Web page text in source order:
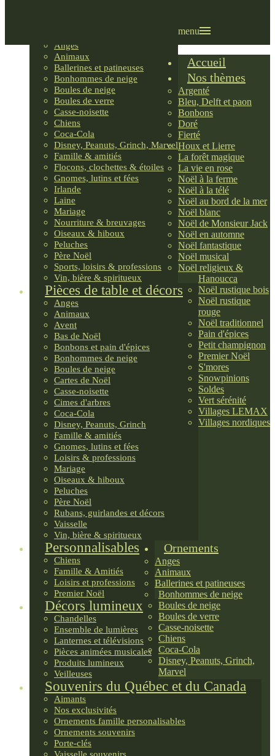
Anges
Animaux
Ballerines et patineuses
Bonhommes de neige
Boules de neige
Boules de verre
Casse-noisette
Chiens
Coca-Cola
Disney, Peanuts, Grinch, Marvel
Famille & amitiés
Flocons, clochettes & étoiles
Gnomes, lutins et fées
Irlande
Laine
Mariage
Nourriture & breuvages
Oiseaux & hiboux
Peluches
Père Noël
Sports, loisirs & professions
Vin, bière & spiritueux
Pièces de table et décors
Anges
Animaux
Avent
Bas de Noël
Bonbons et pain d'épices
Bonhommes de neige
Boules de neige
Cartes de Noël
Casse-noisette
Cimes d'arbres
Coca-Cola
Disney, Peanuts, Grinch
Famille & amitiés
Gnomes, lutins et fées
Loisirs & professions
Mariage
Oiseaux & hiboux
Peluches
Père Noël
Rubans, guirlandes et décors
Vaisselle
Vin, bière & spiritueux
Personnalisables
Chiens
Famille & Amitiés
Loisirs et professions
Premier Noël
Décors lumineux
Chandelles
Ensemble de lumières
Lanternes et télévisions
Pièces animées musicales
Produits lumineux
Veilleuses
Souvenirs du Québec et du Canada
Aimants
Nos exclusivités
Ornements famille personalisables
Ornements souvenirs
Porte-clés
menu
Accueil
Nos thèmes
Argenté
Bleu, Delft et paon
Bonbons
Doré
Fierté
Houx et Lierre
La forêt magique
La vie en rose
Noël à la ferme
Noël à la télé
Noël au bord de la mer
Noël blanc
Noël de Monsieur Jack
Noël en automne
Noël fantastique
Noël musical
Noël religieux &
Hanoucca
Noël rustique bois
Noël rustique
rouge
Noël traditionnel
Pain d'épices
Petit champignon
Premier Noël
S'mores
Snowpinions
Soldes
Vert sérénité
Villages LEMAX
Villages nordiques
Ornements
Anges
Animaux
Ballerines et patineuses
Bonhommes de neige
Boules de neige
Boules de verre
Casse-noisette
Chiens
Coca-Cola
Disney, Peanuts, Grinch,
Marvel